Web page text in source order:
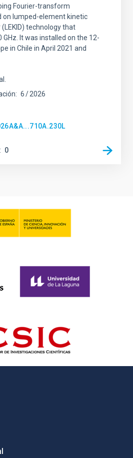
Fourier-transform
on lumped-element kinetic
technology that
It was installed on the 12-
in Chile in April 2021 and
6 2026
0